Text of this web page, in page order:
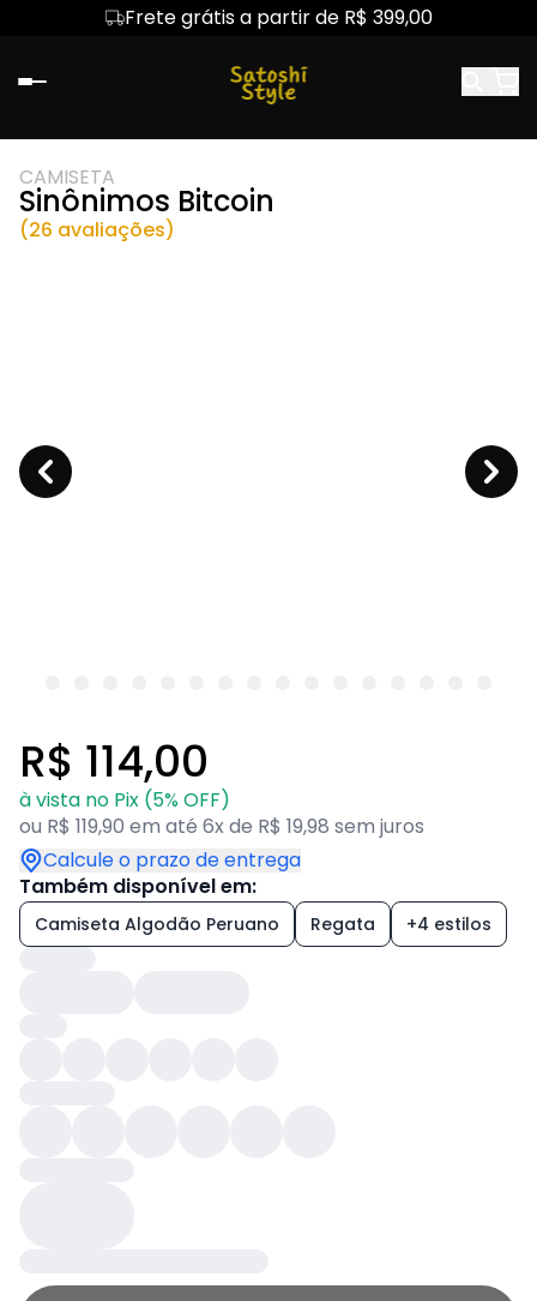
Frete grátis a partir de R$ 399,00
CAMISETA
Sinônimos Bitcoin
(26 avaliações)
R$ 114,00
à vista no Pix (5% OFF)
ou R$ 119,90 em até 6x de R$ 19,98 sem juros
Calcule o prazo de entrega
Também disponível em:
Camiseta Algodão Peruano Regata +4 estilos